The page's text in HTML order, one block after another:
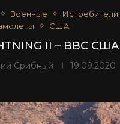
Военные
Истребители
США
II – ВВС США
Срибный 19.09.2020